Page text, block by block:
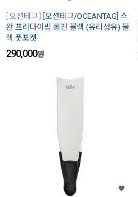
오션테그
[오션테그/OCEANTAG] 스
완 프리다이빙 롱핀 블랙 (유리섬유) 블
랙 풋포켓
290,000원